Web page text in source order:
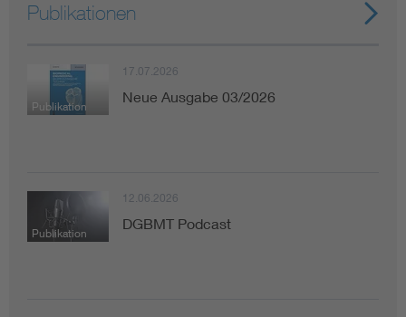
Publikationen
Publikation
17.07.2026
Neue Ausgabe 03/2026
Publikation
12.06.2026
DGBMT Podcast